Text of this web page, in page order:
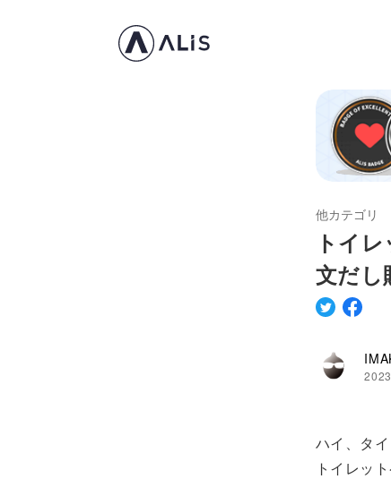
他カテゴリ
トイ
文だし
ハイ、タイ
トイレッ